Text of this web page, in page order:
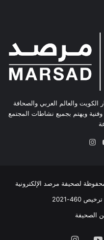
والعالم العربي والصحافة
وفنية ويهتم بجميع نشاطات المجتمع
460-2021
الصحيفة